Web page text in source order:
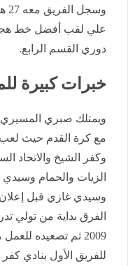
علي لقب أفضل خط
دوري القسم الرابع.
خبرات كبيرة
ويمتلك صبري المسيري
مع كرة القدم حيث لعب
وكفر الشيخ والاتحاد
الزيات والحمام
وسيدي غازي قبل
الفرق بداية من تولي
2009 ثم تصعيده
للفريق الأول بنادي